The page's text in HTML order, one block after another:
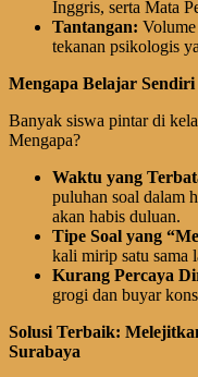
Inggris, serta Mata
Tantangan:
tekanan psikologis
Mengapa Belajar
Banyak siswa pintar di
Mengapa?
Waktu yang
puluhan soal dalam
akan habis duluan.
Tipe Soal yang
kali mirip satu sama
Kurang Percaya
grogi dan buyar
Solusi Terbaik:
Surabaya